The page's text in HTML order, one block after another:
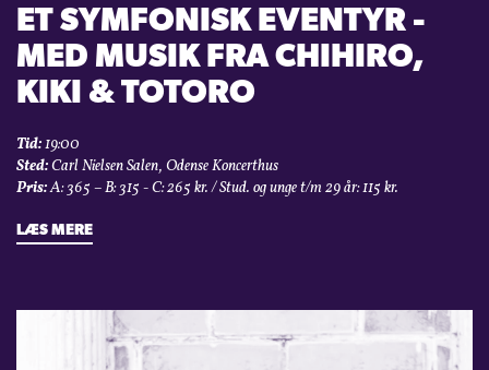
ET SYMFONISK EVENTYR -
MED MUSIK FRA CHIHIRO,
KIKI & TOTORO
Tid:19:00
Sted:Carl Nielsen Salen, Odense Koncerthus
Pris:A: 365 – B: 315 - C: 265 kr. / Stud. og unge t/m 29 år: 115 kr.
LÆS MERE